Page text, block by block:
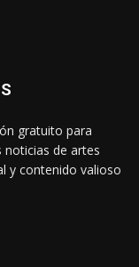
gratuito para
noticias de artes
y contenido valioso